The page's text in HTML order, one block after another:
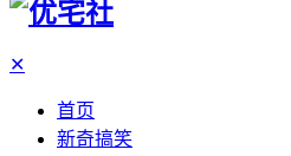
✕
首页
新奇搞笑